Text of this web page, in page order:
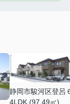
静岡市駿河区登呂
4LDK (97.49㎡)